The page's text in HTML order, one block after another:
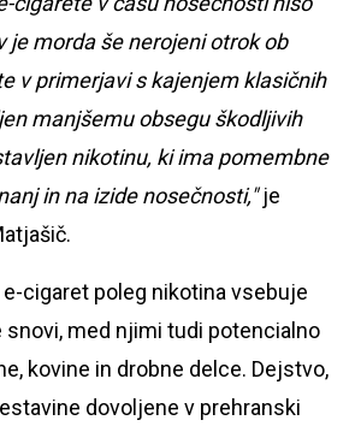
je morda še nerojeni otrok ob
v primerjavi s kajenjem klasičnih
manjšemu obsegu škodljivih
nikotinu, ki ima pomembne
in na izide nosečnosti,"je
cigaret poleg nikotina vsebuje
snovi, med njimi tudi potencialno
kovine in drobne delce. Dejstvo,
dovoljene v prehranski